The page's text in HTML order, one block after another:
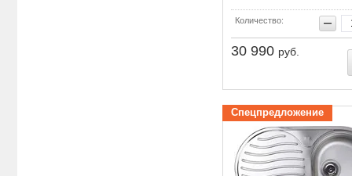
Количество:
30 990 руб.
Спецпредложение